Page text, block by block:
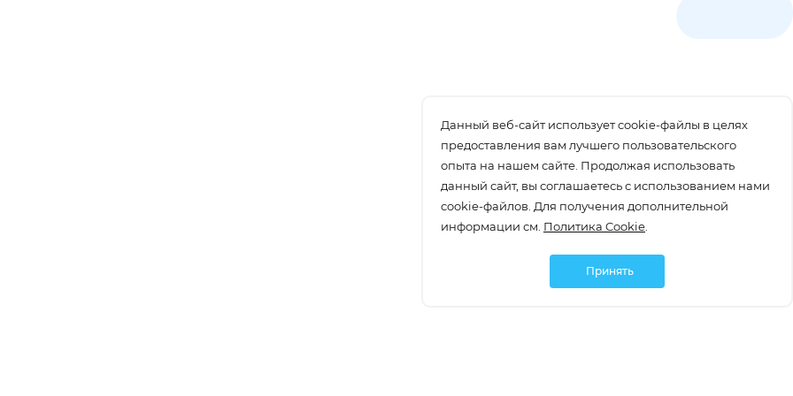
Данный веб-сайт использует cookie-файлы в целях
предоставления вам лучшего пользовательского
опыта на нашем сайте. Продолжая использовать
данный сайт, вы соглашаетесь с использованием нами
cookie-файлов. Для получения дополнительной
информации см. Политика Cookie
Принять